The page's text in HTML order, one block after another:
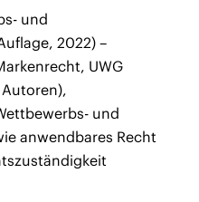
und
2022) –
UWG
und
anwendbares Recht